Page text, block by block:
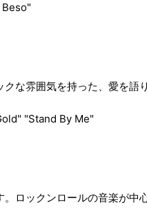
な雰囲気を持った、愛を語
"Stand By Me"
ロックンロールの音楽が中